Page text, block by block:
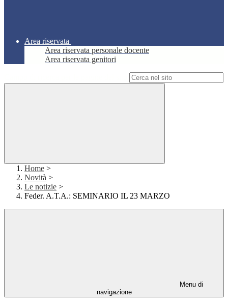
Area riservata
Area riservata personale docente
Area riservata genitori
Home >
Novità >
Le notizie >
Feder. A.T.A.: SEMINARIO IL 23 MARZO
Menu di
navigazione